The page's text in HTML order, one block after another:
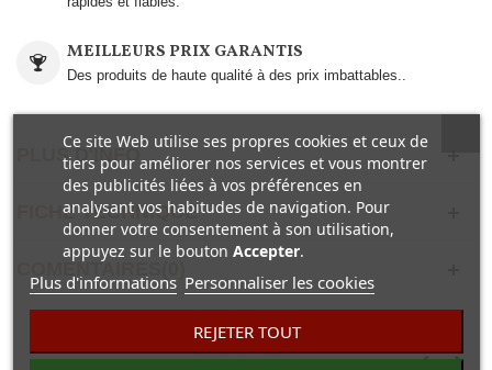
MEILLEURS PRIX GARANTIS
Des produits de haute qualité à des prix imbattables..
PLUS D'INFO
FICHE TECHNIQUE
19 AUTRES PRODUITS DANS LA MÊME
Ce site Web utilise ses propres cookies et ceux de
tiers pour améliorer nos services et vous montrer
des publicités liées à vos préférences en
analysant vos habitudes de navigation. Pour
donner votre consentement à son utilisation,
appuyez sur le bouton Accepter.
Plus d'informations Personnaliser les cookies
REJETER TOUT